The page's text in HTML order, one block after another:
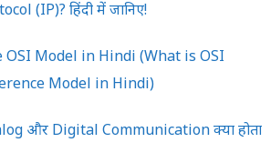
(IP)? हिंदी में जानिए!
OSI Model in Hindi (What is OSI
Model in Hindi)
और Digital Communication क्या होता